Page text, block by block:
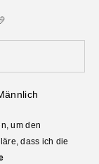
um den
dass ich die